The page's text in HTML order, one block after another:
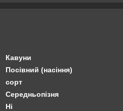
Кавуни
Посівний (насіння)
сорт
Середньопізня
Ні